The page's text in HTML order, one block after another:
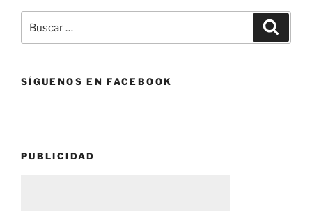
por:
SÍGUENOS EN FACEBOOK
PUBLICIDAD